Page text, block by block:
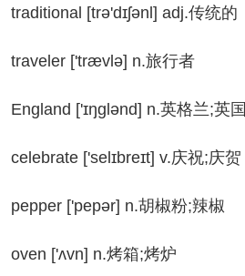
[trə'dɪʃənl] adj.传统的
['trævlə] n.旅行者
['ɪŋɡlənd] n.英格兰;英国
['selɪbreɪt] v.庆祝;庆贺
['pepər] n.胡椒粉;辣椒
['ʌvn] n.烤箱;烤炉